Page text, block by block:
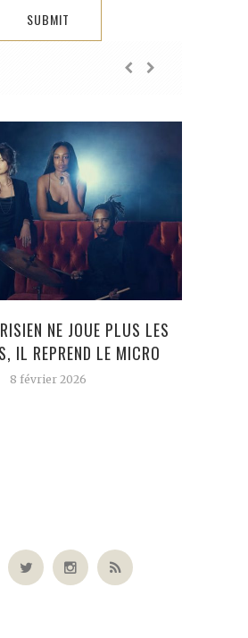
NE JOUE PLUS LES
IL REPREND LE MICRO
8 février 2026